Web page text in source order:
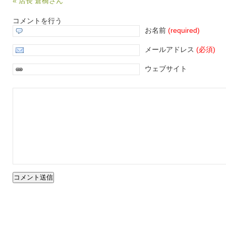
コメントを行う
お名前 (required)
メールアドレス (必須)
ウェブサイト